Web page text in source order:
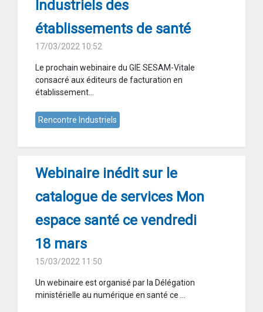
Industriels des
établissements de santé
17/03/2022 10:52
Le prochain webinaire du GIE SESAM-Vitale
consacré aux éditeurs de facturation en
établissement...
Rencontre Industriels
Webinaire inédit sur le
catalogue de services Mon
espace santé ce vendredi
18 mars
15/03/2022 11:50
Un webinaire est organisé par la Délégation
ministérielle au numérique en santé ce ...